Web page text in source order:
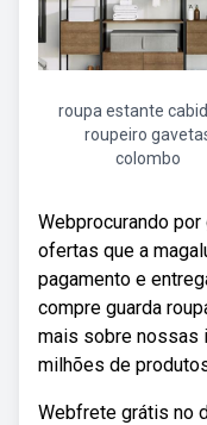
roupa estante
roupeiro
colombo
Webprocurando
ofertas que a
pagamento e
compre guarda
mais sobre nossas
milhões de
Webfrete grátis no